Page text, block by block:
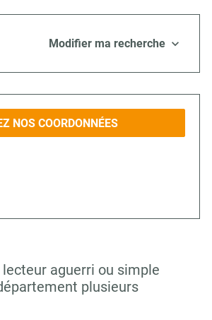
Modifier ma recherche
NOS COORDONNÉES
lecteur aguerri ou simple
plusieurs